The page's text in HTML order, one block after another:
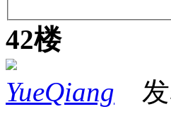
42楼
YueQiang 发